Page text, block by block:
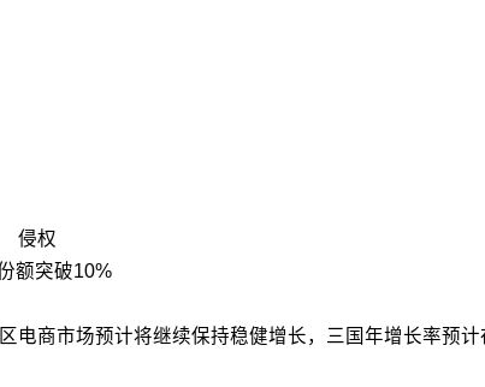
侵权
额突破10%
电商市场预计将继续保持稳健增长，三国年增长率预